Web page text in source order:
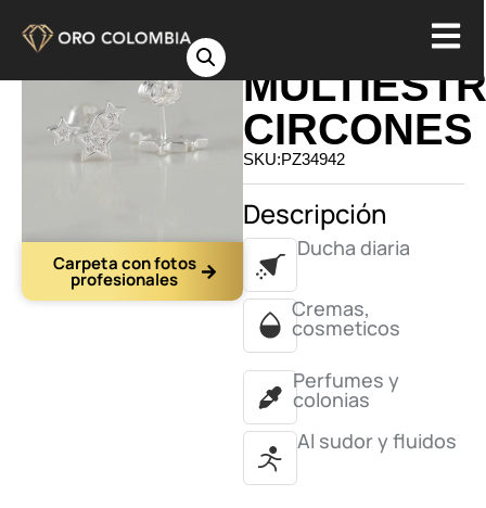
Carpeta con fotos
profesionales
CIRCONES
SKU:PZ34942
Descripción
Ducha diaria
Cremas,
cosmeticos
Perfumes y
colonias
Al sudor y fluidos